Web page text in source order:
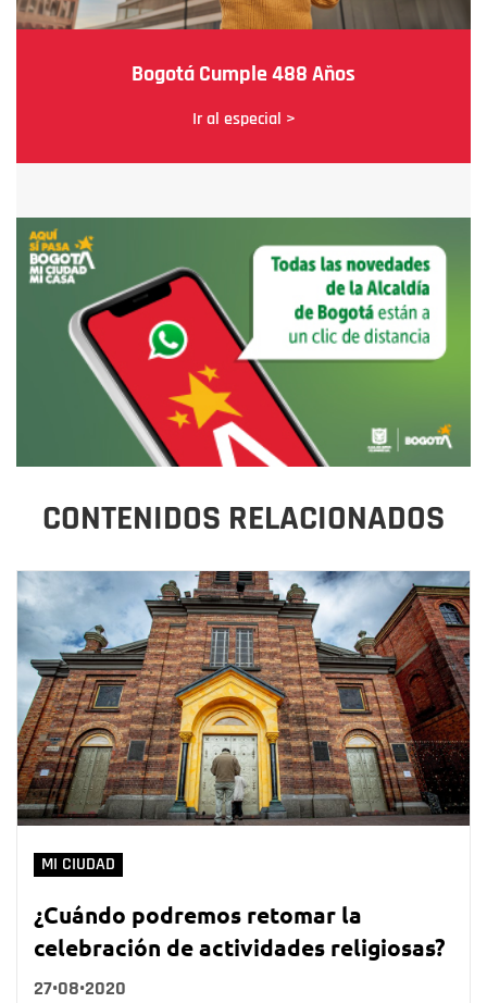
Bogotá Cumple 488 Años
Ir al especial >
CONTENIDOS RELACIONADOS
MI CIUDAD
¿Cuándo podremos retomar la
celebración de actividades religiosas?
27•08•2020